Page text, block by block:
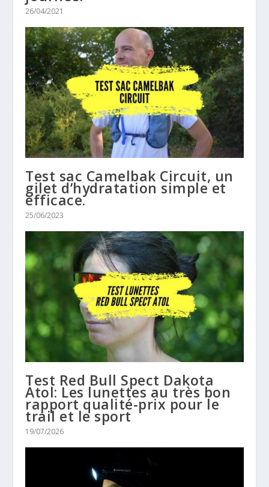
26/04/2021
Test sac Camelbak Circuit, un
gilet d’hydratation simple et
efficace.
25/06/2023
Test Red Bull Spect Dakota
Atol: Les lunettes au très bon
rapport qualité-prix pour le
trail et le sport
19/07/2026